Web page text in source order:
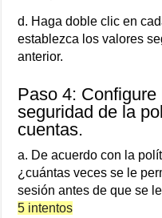
d. Haga doble clic en
establezca los valores
anterior.
Paso 4:
seguridad de la
cuentas.
a. De acuerdo con la
¿cuántas veces se le
sesión antes de que se
5 intentos